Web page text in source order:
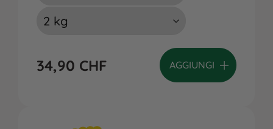
34,90 CHF AGGIUNGI